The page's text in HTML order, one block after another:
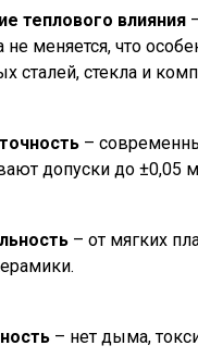
теплового влияния
не меняется, что
сталей, стекла и
–
допуски до ±0,05
– от мягких
– нет дыма,